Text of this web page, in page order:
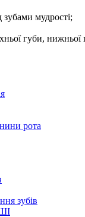
мудрості;
губи, нижньої
рота
зубів